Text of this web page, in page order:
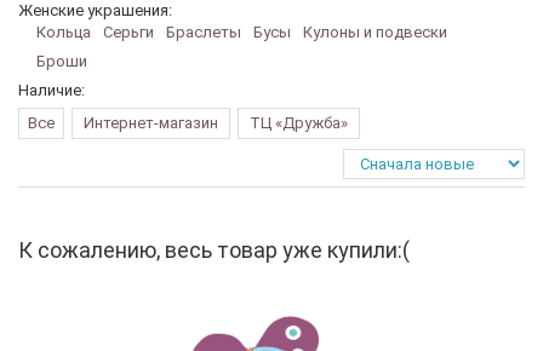
Женские украшения:
Кольца
Серьги Браслеты Бусы
Кулоны и подвески
Броши
Наличие:
Все
Интернет-магазин ТЦ «Дружба»
К сожалению, весь товар уже купили:(